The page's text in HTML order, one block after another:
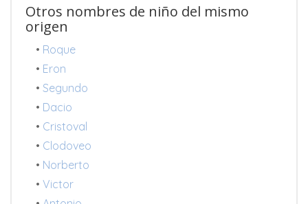
Otros nombres de niño del mismo
origen
• Roque
• Eron
• Segundo
• Dacio
• Cristoval
• Clodoveo
• Norberto
• Victor